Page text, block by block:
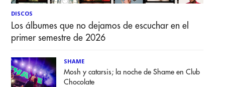
DISCOS
Los álbumes que no dejamos de escuchar en el
primer semestre de 2026
SHAME
Mosh y catarsis; la noche de Shame en Club
Chocolate